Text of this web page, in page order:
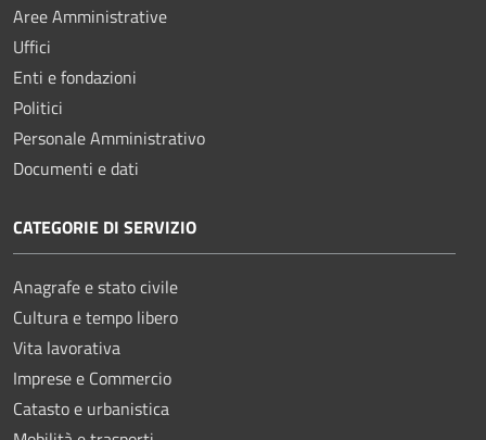
Aree Amministrative
Uffici
Enti e fondazioni
Politici
Personale Amministrativo
Documenti e dati
CATEGORIE DI SERVIZIO
Anagrafe e stato civile
Cultura e tempo libero
Vita lavorativa
Imprese e Commercio
Catasto e urbanistica